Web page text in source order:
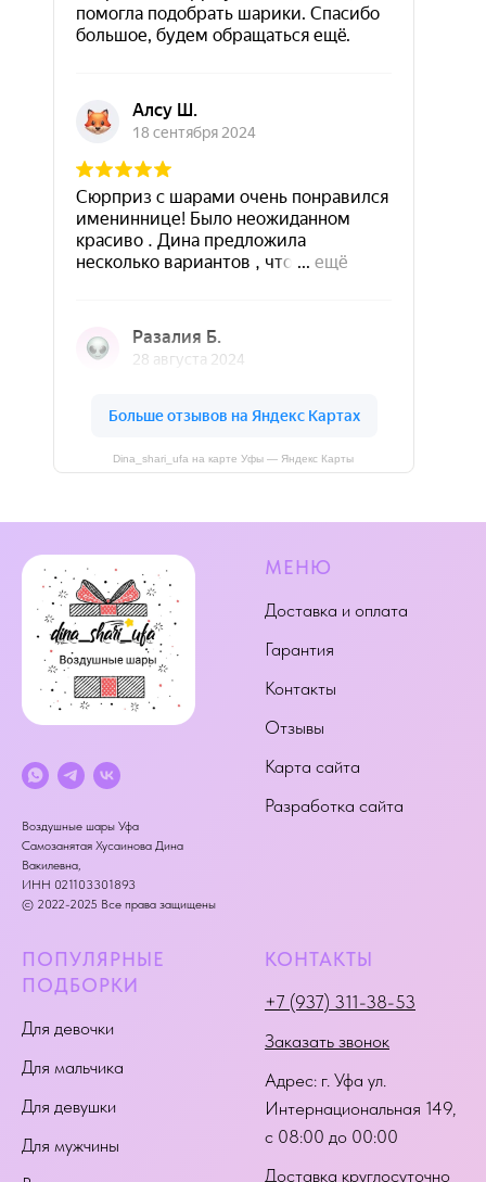
Dina_shari_ufa на карте Уфы — Яндекс Карты
Воздушные шары Уфа
Самозанятая Хусаинова Дина
Вакилевна,
ИНН 021103301893
© 2022-2025 Все права защищены
МЕНЮ
Доставка и оплата
Гарантия
Контакты
Отзывы
Карта сайта
Разработка сайта
ПОПУЛЯРНЫЕ
ПОДБОРКИ
Для девочки
Для мальчика
Для девушки
Для мужчины
КОНТАКТЫ
+7 (937) 311-38-53
Заказать звонок
Адрес: г. Уфа ул.
Интернациональная 149,
с 08:00 до 00:00
Доставка круглосуточно